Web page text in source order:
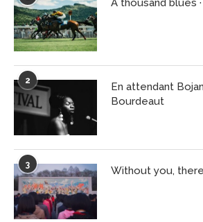
A thousand blues
2
En attendant
Bourdeaut
3 Without you, there